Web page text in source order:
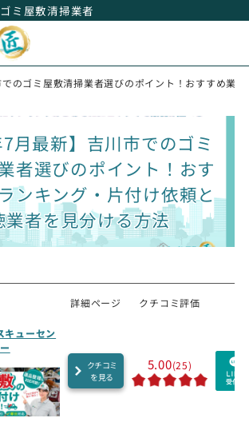
ミ屋敷清掃業者
のゴミ屋敷清掃業者選びのポイント！おすすめ業
7月最新】吉川市でのゴミ
者選びのポイント！おす
ンキング・片付け依頼と
業者を見分ける方法
詳細ページ クチコミ評価
キューセン
クチコミ
を見る
5.00(25)